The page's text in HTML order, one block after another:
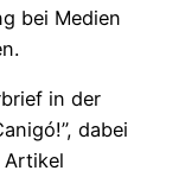
bei Medien
in der
dabei